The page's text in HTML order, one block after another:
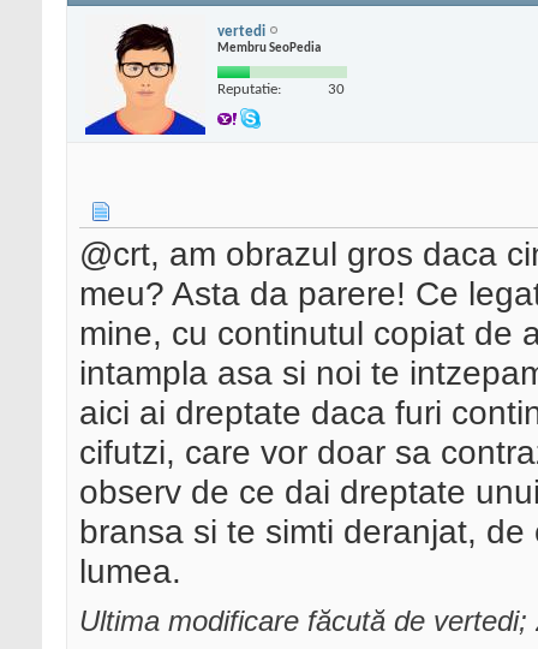
vertedi
Membru SeoPedia
Reputatie: 30
@crt, am obrazul gros daca
meu? Asta da parere! Ce
mine, cu continutul copiat de
intampla asa si noi te
aici ai dreptate daca furi
cifutzi, care vor doar sa
observ de ce dai dreptate
bransa si te simti deranjat,
lumea.
Ultima modificare făcută de